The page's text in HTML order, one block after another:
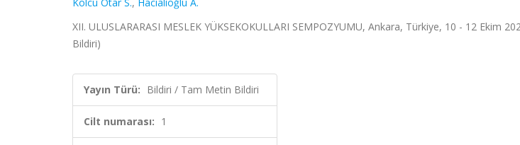
XII. ULUSLARARASI MESLEK YÜKSEKOKULLARI SEMPOZYUMU, Ankara, Türkiye, 10 - 12 Ekim
Bildiri)
Yayın Türü: Bildiri / Tam Metin Bildiri
Cilt numarası: 1